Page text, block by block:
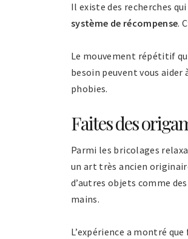
Il existe des recherches
système de récompense.
Le mouvement répétitif
besoin peuvent vous aider
phobies.
Faites des
Parmi les bricolages
un art très ancien
d’autres objets comme
mains.
L’expérience a montré